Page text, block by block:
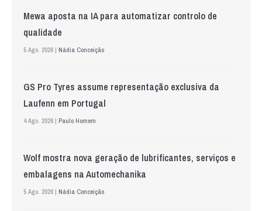
Mewa aposta na IA para automatizar controlo de
qualidade
5 Ago. 2026 | Nádia Conceição
GS Pro Tyres assume representação exclusiva da
Laufenn em Portugal
4 Ago. 2026 | Paulo Homem
Wolf mostra nova geração de lubrificantes, serviços e
embalagens na Automechanika
5 Ago. 2026 | Nádia Conceição